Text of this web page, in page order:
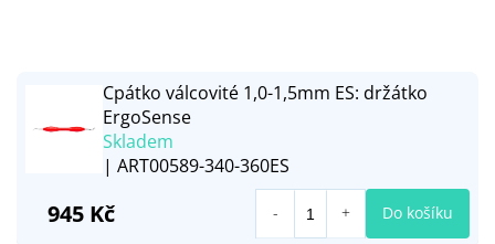
Cpátko válcovité 1,0-1,5mm ES: držátko
ErgoSense
Skladem
| ART00589-340-360ES
945 Kč Do košíku